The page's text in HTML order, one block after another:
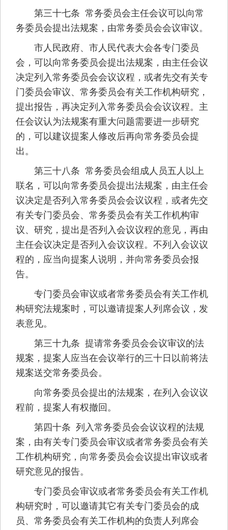
第三十七条 常务委员会主任会议可以向常
务委员会提出法规案，由常务委员会会议审议。
市人民政府、市人民代表大会各专门委员
会，可以向常务委员会提出法规案，由主任会议
决定列入常务委员会会议议程，或者先交有关专
门委员会审议、常务委员会有关工作机构研究，
提出报告，再决定列入常务委员会会议议程。主
任会议认为法规案有重大问题需要进一步研究
的，可以建议提案人修改后再向常务委员会提
出。
第三十八条 常务委员会组成人员五人以上
联名，可以向常务委员会提出法规案，由主任会
议决定是否列入常务委员会会议议程，或者先交
有关专门委员会、常务委员会有关工作机构审
议、研究，提出是否列入会议议程的意见，再由
主任会议决定是否列入会议议程。不列入会议议
程的，应当向提案人说明，并向常务委员会报
告。
专门委员会审议或者常务委员会有关工作机
构研究法规案时，可以邀请提案人列席会议，发
表意见。
第三十九条 提请常务委员会会议审议的法
规案，提案人应当在会议举行的三十日以前将法
规案送交常务委员会。
向常务委员会提出的法规案，在列入会议议
程前，提案人有权撤回。
第四十条 列入常务委员会会议议程的法规
案，由有关专门委员会审议或者常务委员会有关
工作机构研究，向常务委员会会议提出审议或者
研究意见的报告。
专门委员会审议或者常务委员会有关工作机
构研究时，可以邀请其它有关专门委员会的成
员、常务委员会有关工作机构的负责人列席会